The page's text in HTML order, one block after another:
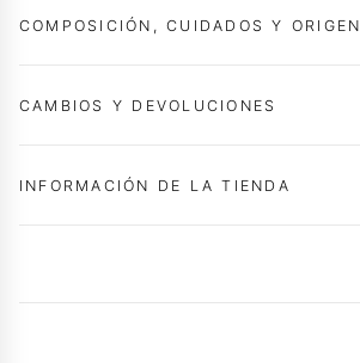
COMPOSICIÓN, CUIDADOS Y ORIGEN
CAMBIOS Y DEVOLUCIONES
INFORMACIÓN DE LA TIENDA